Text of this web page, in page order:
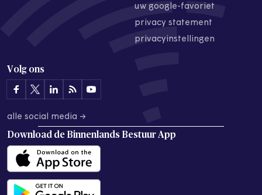
uw google-favoriet
privacy statement
privacyinstellingen
Volg ons
alle social media →
Download de Binnenlands Bestuur App